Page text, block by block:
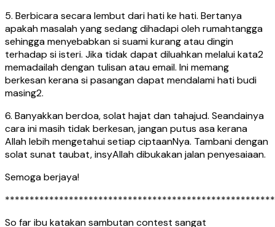
5. Berbicara secara lembut dari hati ke hati. Bertanya
apakah masalah yang sedang dihadapi oleh rumahtangga
sehingga menyebabkan si suami kurang atau dingin
terhadap si isteri. Jika tidak dapat diluahkan melalui kata2
memadailah dengan tulisan atau email. Ini memang
berkesan kerana si pasangan dapat mendalami hati budi
masing2.
6. Banyakkan berdoa, solat hajat dan tahajud. Seandainya
cara ini masih tidak berkesan, jangan putus asa kerana
Allah lebih mengetahui setiap ciptaanNya. Tambani dengan
solat sunat taubat, insyAllah dibukakan jalan penyesaiaan.
Semoga berjaya!
So far ibu katakan sambutan contest sangat